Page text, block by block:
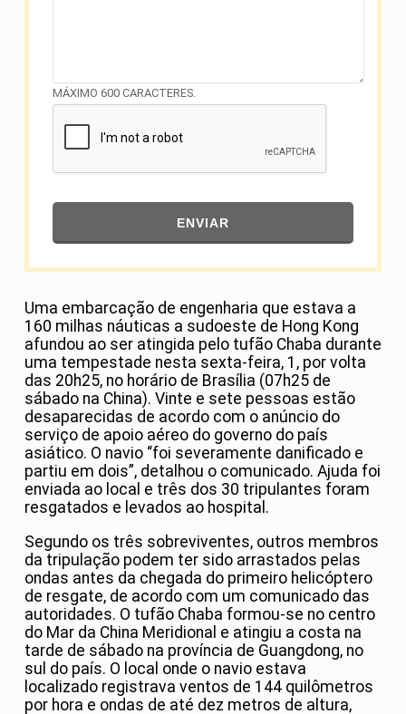
MÁXIMO 600 CARACTERES.
ENVIAR
Uma embarcação de engenharia que estava a
160 milhas náuticas a sudoeste de Hong Kong
afundou ao ser atingida pelo tufão Chaba durante
uma tempestade nesta sexta-feira, 1, por volta
das 20h25, no horário de Brasília (07h25 de
sábado na China). Vinte e sete pessoas estão
desaparecidas de acordo com o anúncio do
serviço de apoio aéreo do governo do país
asiático. O navio “foi severamente danificado e
partiu em dois”, detalhou o comunicado. Ajuda foi
enviada ao local e três dos 30 tripulantes foram
resgatados e levados ao hospital.
Segundo os três sobreviventes, outros membros
da tripulação podem ter sido arrastados pelas
ondas antes da chegada do primeiro helicóptero
de resgate, de acordo com um comunicado das
autoridades. O tufão Chaba formou-se no centro
do Mar da China Meridional e atingiu a costa na
tarde de sábado na província de Guangdong, no
sul do país. O local onde o navio estava
localizado registrava ventos de 144 quilômetros
por hora e ondas de até dez metros de altura,